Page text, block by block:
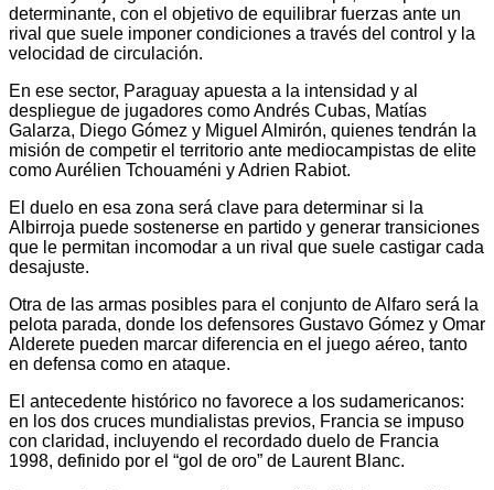
determinante, con el objetivo de equilibrar fuerzas ante un
rival que suele imponer condiciones a través del control y la
velocidad de circulación.
En ese sector, Paraguay apuesta a la intensidad y al
despliegue de jugadores como Andrés Cubas, Matías
Galarza, Diego Gómez y Miguel Almirón, quienes tendrán la
misión de competir el territorio ante mediocampistas de elite
como Aurélien Tchouaméni y Adrien Rabiot.
El duelo en esa zona será clave para determinar si la
Albirroja puede sostenerse en partido y generar transiciones
que le permitan incomodar a un rival que suele castigar cada
desajuste.
Otra de las armas posibles para el conjunto de Alfaro será la
pelota parada, donde los defensores Gustavo Gómez y Omar
Alderete pueden marcar diferencia en el juego aéreo, tanto
en defensa como en ataque.
El antecedente histórico no favorece a los sudamericanos:
en los dos cruces mundialistas previos, Francia se impuso
con claridad, incluyendo el recordado duelo de Francia
1998, definido por el “gol de oro” de Laurent Blanc.